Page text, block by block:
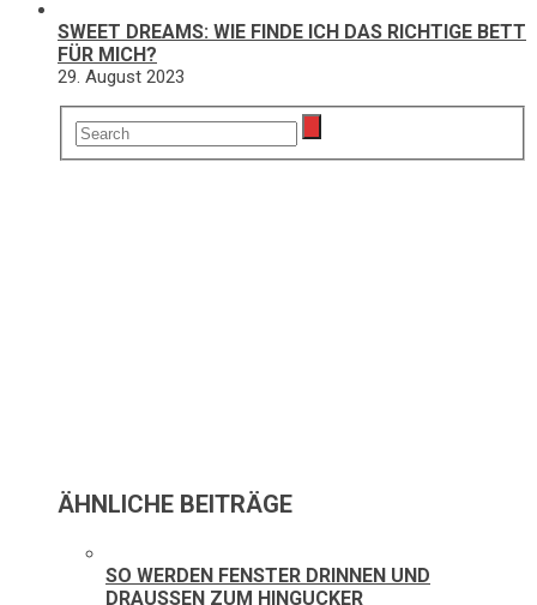
SWEET DREAMS: WIE FINDE ICH DAS RICHTIGE BETT
FÜR MICH?
29. August 2023
ÄHNLICHE BEITRÄGE
SO WERDEN FENSTER DRINNEN UND
DRAUSSEN ZUM HINGUCKER